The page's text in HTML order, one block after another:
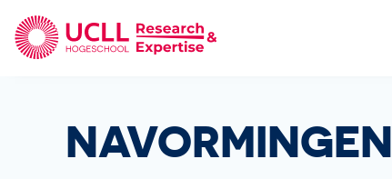
NAVORMINGEN